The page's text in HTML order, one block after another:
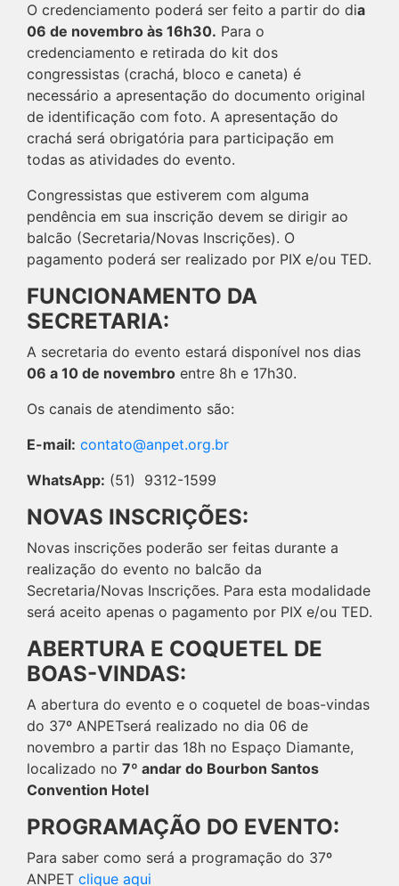
O credenciamento poderá ser feito a partir do dia
06 de novembro às 16h30. Para o
credenciamento e retirada do kit dos
congressistas (crachá, bloco e caneta) é
necessário a apresentação do documento original
de identificação com foto. A apresentação do
crachá será obrigatória para participação em
todas as atividades do evento.
Congressistas que estiverem com alguma
pendência em sua inscrição devem se dirigir ao
balcão (Secretaria/Novas Inscrições). O
pagamento poderá ser realizado por PIX e/ou TED.
FUNCIONAMENTO DA
SECRETARIA:
A secretaria do evento estará disponível nos dias
06 a 10 de novembro entre 8h e 17h30.
Os canais de atendimento são:
E-mail: contato@anpet.org.br
WhatsApp: (51) 9312-1599
NOVAS INSCRIÇÕES:
Novas inscrições poderão ser feitas durante a
realização do evento no balcão da
Secretaria/Novas Inscrições. Para esta modalidade
será aceito apenas o pagamento por PIX e/ou TED.
ABERTURA E COQUETEL DE
BOAS-VINDAS:
A abertura do evento e o coquetel de boas-vindas
do 37º ANPETserá realizado no dia 06 de
novembro a partir das 18h no Espaço Diamante,
localizado no 7º andar do Bourbon Santos
Convention Hotel
PROGRAMAÇÃO DO EVENTO:
Para saber como será a programação do 37º
ANPET clique aqui